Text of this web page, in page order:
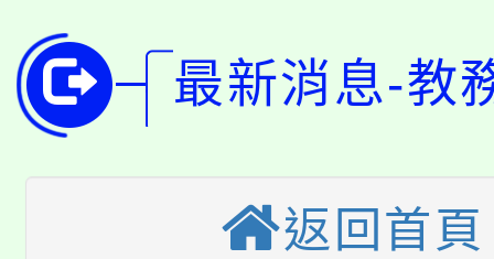
局官網。
8月14至27日，桃園電
開!
115年桃園市運動會8/
田徑場及游泳池舉行。
桃園市低收入戶享有免
視費優惠，中低收入戶
大園自造教育及科技
最新消息-教
返回首頁